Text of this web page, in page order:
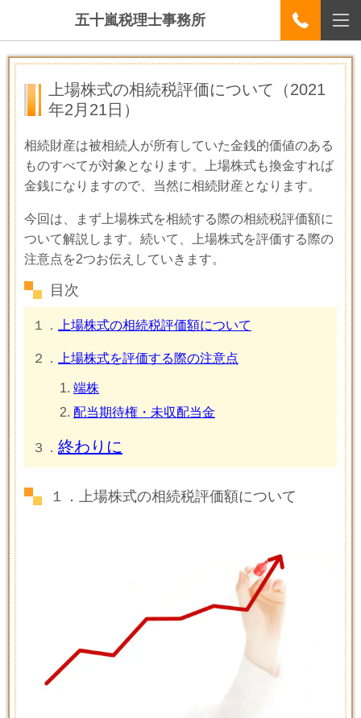
五十嵐税理士事務所
上場株式の相続税評価について （2021
年2月21日）
相続財産は被相続人が所有していた金銭的価値のある
ものすべてが対象となります。上場株式も換金すれば
金銭になりますので、当然に相続財産となります。
今回は、まず上場株式を相続する際の相続税評価額に
ついて解説します。続いて、上場株式を評価する際の
注意点を2つお伝えしていきます。
目次
１． 上場株式の相続税評価額について
２． 上場株式を評価する際の注意点
端株
配当期待権・未収配当金
３． 終わりに
１．上場株式の相続税評価額について